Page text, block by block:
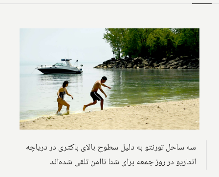
سه ساحل تورنتو به دلیل سطوح بالای باکتری در دریاچه
انتاریو در روز جمعه برای شنا ناامن تلقی شده‌اند